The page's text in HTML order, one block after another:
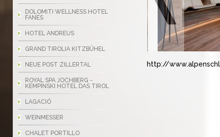
DOLOMITI WELLNESS HOTEL
FANES
HOTEL ANDREUS
GRAND TIROLIA KITZBÜHEL
NEUE POST ZILLERTAL
ROYAL SPA JOCHBERG -
KEMPINSKI HOTEL DAS TIROL
LAGACIÓ
WEINMESSER
CHALET PORTILLO
http://